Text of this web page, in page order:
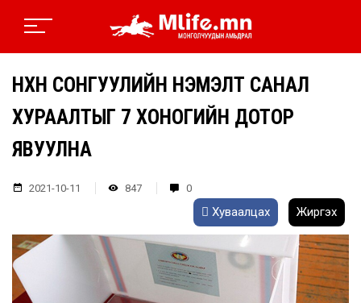
НӨХӨН СОНГУУЛИЙН НЭМЭЛТ САНАЛ
ХУРААЛТЫГ 7 ХОНОГИЙН ДОТОР
ЯВУУЛНА
2021-10-11 847 0
Хуваалцах Жиргэх